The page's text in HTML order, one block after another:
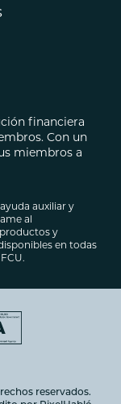
financiera
Con un
miembros a
auxiliar y
al
y
en todas
reservados.